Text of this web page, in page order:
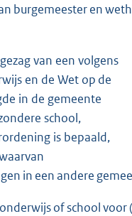
burgemeester en
van een volgens
en de Wet op de
in de gemeente
school,
is bepaald,
in een andere
of school